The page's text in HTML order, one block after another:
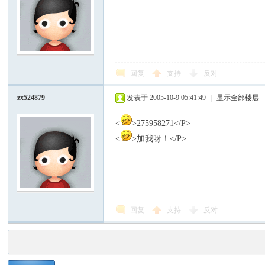
回复 支持 反对
zx524879 发表于 2005-10-9 05:41:49 显示全部楼层
<
>275958271</P>
<
>加我呀！</P>
回复 支持 反对